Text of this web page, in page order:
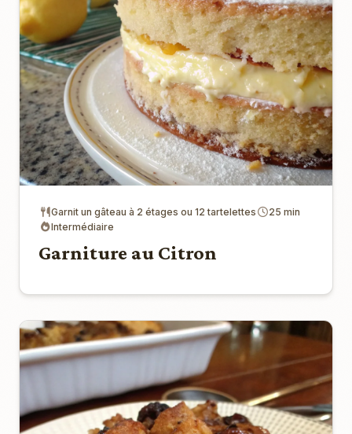
Garnit un gâteau à 2 étages ou 12 tartelettes
25 min
Intermédiaire
Garniture au Citron